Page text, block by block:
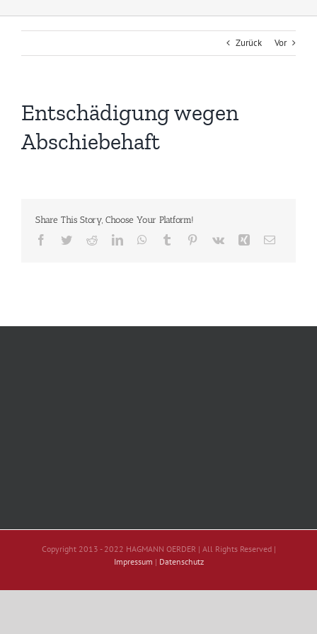
Zurück Vor
Entschädigung wegen
Abschiebehaft
Share This Story, Choose Your Platform!
Facebook
TwitterRedditLinkedInWhatsApp
Tumblr Pinterest
Vk Xing E-
Copyright 2013 - 2022 HAGMANN OERDER | All Rights Reserved |
Impressum | Datenschutz